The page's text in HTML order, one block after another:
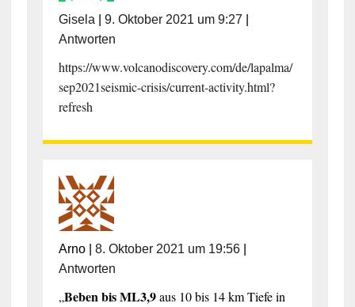
Gisela 9. Oktober 2021 um 9:27
Antworten
https://www.volcanodiscovery.com/de/lapalma/
sep2021seismic-crisis/current-activity.html?
refresh
Arno| 8. Oktober 2021 um 19:56|
Antworten
„Beben bis ML3,9aus 10 bis 14 km Tiefe in